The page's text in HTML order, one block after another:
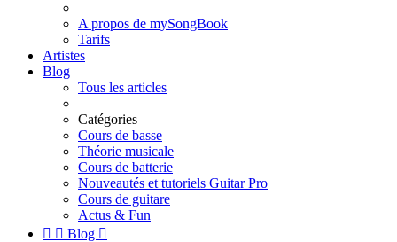
A propos de mySongBook
Tarifs
Artistes
Blog
Tous les articles
Catégories
Cours de basse
Théorie musicale
Cours de batterie
Nouveautés et tutoriels Guitar Pro
Cours de guitare
Actus & Fun
  Blog 